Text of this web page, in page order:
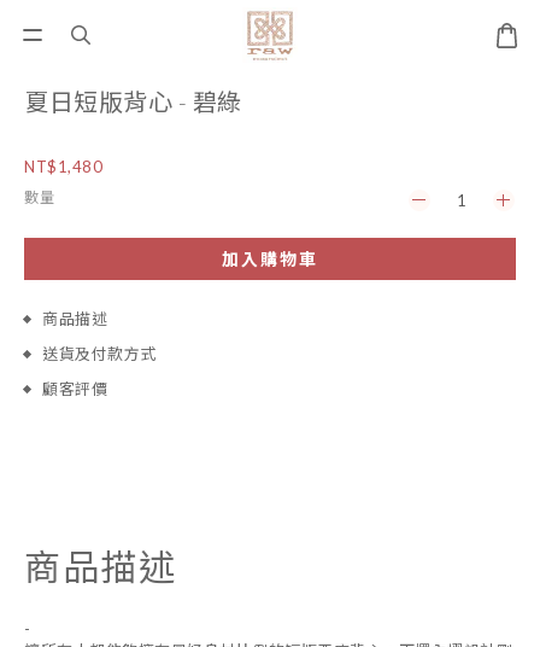
夏日短版背心 - 碧綠
NT$1,480
數量
加入購物車
商品描述
送貨及付款方式
顧客評價
商品描述
-